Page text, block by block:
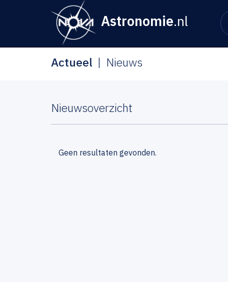
Astronomie.nl
Actueel Nieuws
Nieuwsoverzicht
Geen resultaten gevonden.